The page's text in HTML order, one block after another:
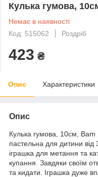
Кулька гумова,
Немає в наявності
Код: 515062
Роздріб
423 ₴
Опис Характеристики
Опис
Кулька гумова, 10см,
пастельна для дитини від
іграшка для метання та
купання. Завдяки своїм
та кидати. Іграшка дуже